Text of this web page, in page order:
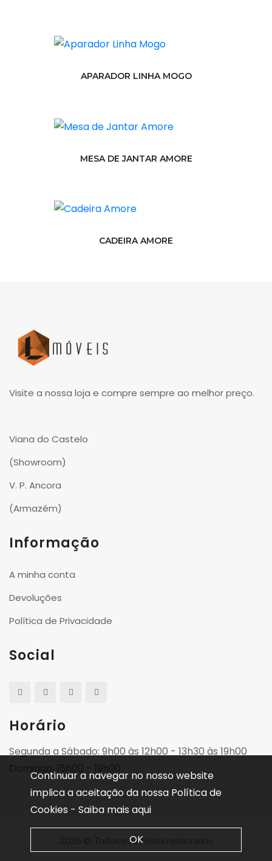
APARADOR LINHA MOGO
MESA DE JANTAR AMORE
CADEIRA AMORE
Visite a nossa loja e compre sempre ao melhor preço.
Viana do Castelo
(Showroom)
V. P. Ancora
(Armazém)
Informação
A minha conta
Devoluções
Política de Privacidade
Social
Horário
Segunda a Sábado: 9h00 às 12h00 - 13h30 às 19h00
Domingo: 15h00 - 19h00
2026 © Todos os direitos reservados
Continuar a navegar no nosso website
implica a aceitação da nossa Política de
Cookies - Saiba mais aqui
OK